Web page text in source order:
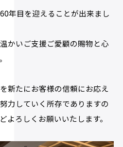
年目を迎えることが出来まし
かいご支援ご愛顧の賜物と心
新たにお客様の信頼にお応え
力していく所存でありますの
よろしくお願いいたします。